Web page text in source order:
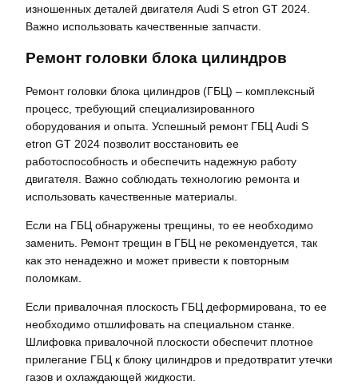
изношенных деталей двигателя Audi S etron GT 2024.
Важно использовать качественные запчасти.
Ремонт головки блока цилиндров
Ремонт головки блока цилиндров (ГБЦ) – комплексный
процесс, требующий специализированного
оборудования и опыта. Успешный ремонт ГБЦ Audi S
etron GT 2024 позволит восстановить ее
работоспособность и обеспечить надежную работу
двигателя. Важно соблюдать технологию ремонта и
использовать качественные материалы.
Если на ГБЦ обнаружены трещины, то ее необходимо
заменить. Ремонт трещин в ГБЦ не рекомендуется, так
как это ненадежно и может привести к повторным
поломкам.
Если привалочная плоскость ГБЦ деформирована, то ее
необходимо отшлифовать на специальном станке.
Шлифовка привалочной плоскости обеспечит плотное
прилегание ГБЦ к блоку цилиндров и предотвратит утечки
газов и охлаждающей жидкости.